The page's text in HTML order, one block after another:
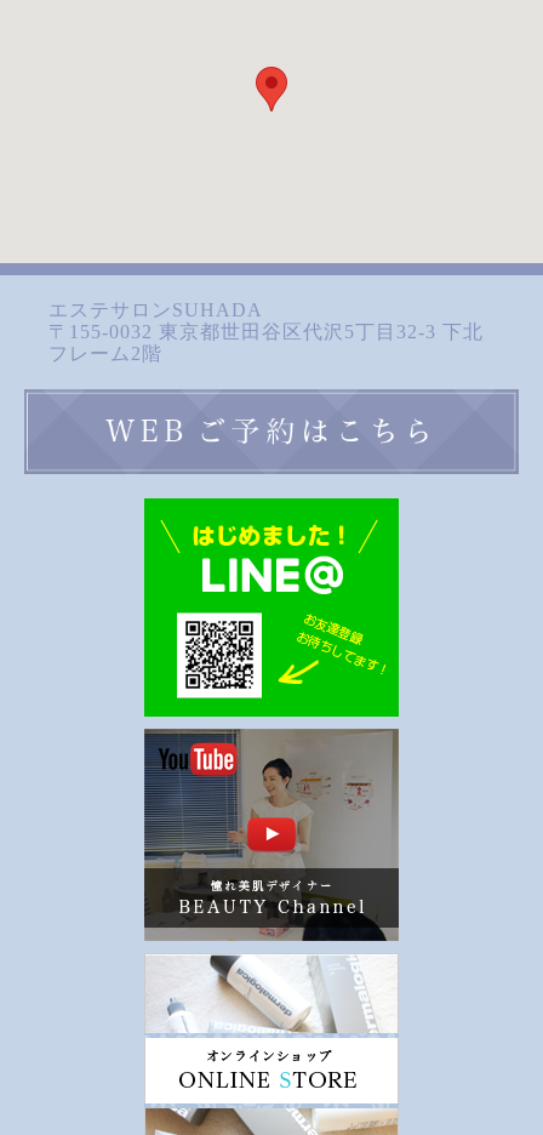
エステサロンSUHADA
〒155-0032 東京都世田谷区代沢5丁目32-3 下北
フレーム2階